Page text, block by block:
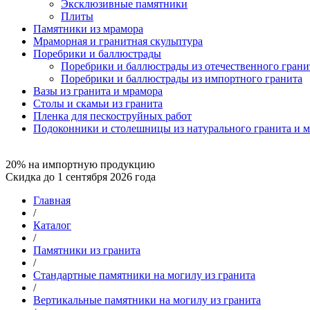
Эксклюзивные памятники
Плиты
Памятники из мрамора
Мраморная и гранитная скульптура
Поребрики и баллюстрады
Поребрики и баллюстрады из отечественного
Поребрики и баллюстрады из импортного гранита
Вазы из гранита и мрамора
Столы и скамьи из гранита
Пленка для пескоструйных работ
Подоконники и столешницы из натурального гранита и
20% на импортную продукцию
Скидка до 1 сентября 2026 года
Главная
/
Каталог
/
Памятники из гранита
/
Стандартные памятники на могилу из гранита
/
Вертикальные памятники на могилу из гранита